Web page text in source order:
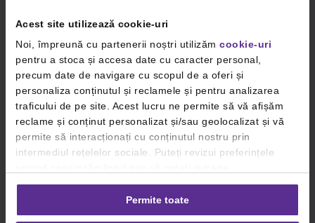
Acest site utilizează cookie-uri
Noi, împreună cu partenerii noștri utilizăm cookie-uri
pentru a stoca și accesa date cu caracter personal,
precum date de navigare cu scopul de a oferi și
personaliza conținutul și reclamele și pentru analizarea
traficului de pe site. Acest lucru ne permite să vă afișăm
reclame și conținut personalizat și/sau geolocalizat și vă
permite să interacționați cu conținutul nostru prin
intermediul rețelelor sociale. Puteți revizui preferințele
consimțământul oricând, făcând click pe linkul către
setările dvs. de cookie-uri.Permite toate